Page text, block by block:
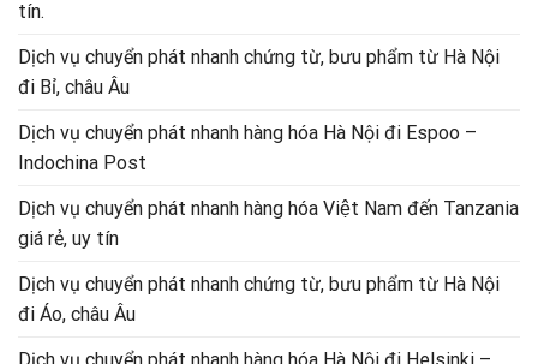
tín.
Dịch vụ chuyển phát nhanh chứng từ, bưu phẩm từ Hà Nội
đi Bỉ, châu Âu
Dịch vụ chuyển phát nhanh hàng hóa Hà Nội đi Espoo –
Indochina Post
Dịch vụ chuyển phát nhanh hàng hóa Việt Nam đến Tanzania
giá rẻ, uy tín
Dịch vụ chuyển phát nhanh chứng từ, bưu phẩm từ Hà Nội
đi Áo, châu Âu